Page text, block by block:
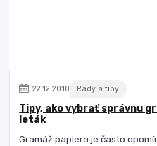
22.12.2018 Rady a tipy
Tipy, ako vybrať správnu
leták
Gramáž papiera je často